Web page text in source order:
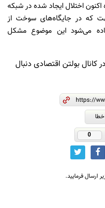
اختلال ایجاد شده در شبکه
که در جایگاه‌های سوخت از
می‌شود این موضوع مشکل
کانال بولتن اقتصادی دنبال
0
ارسال فرمایید.